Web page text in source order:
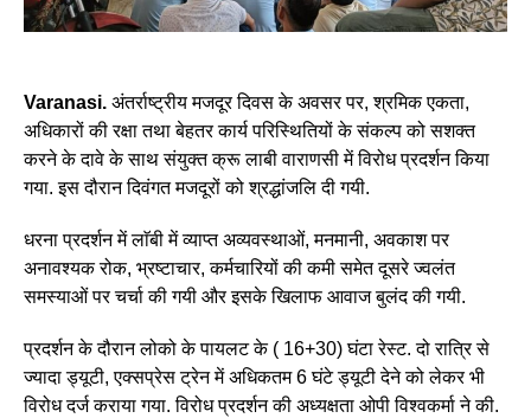
Varanasi. अंतर्राष्ट्रीय मजदूर दिवस के अवसर पर, श्रमिक एकता,
अधिकारों की रक्षा तथा बेहतर कार्य परिस्थितियों के संकल्प को सशक्त
करने के दावे के साथ संयुक्त क्रू लाबी वाराणसी में विरोध प्रदर्शन किया
गया. इस दौरान दिवंगत मजदूरों को श्रद्धांजलि दी गयी.
धरना प्रदर्शन में लाॅबी में व्याप्त अव्यवस्थाओं, मनमानी, अवकाश पर
अनावश्यक रोक, भ्रष्टाचार, कर्मचारियों की कमी समेत दूसरे ज्वलंत
समस्याओं पर चर्चा की गयी और इसके खिलाफ आवाज बुलंद की गयी.
प्रदर्शन के दौरान लोको के पायलट के ( 16+30) घंटा रेस्ट. दो रात्रि से
ज्यादा ड्यूटी, एक्सप्रेस ट्रेन में अधिकतम 6 घंटे ड्यूटी देने को लेकर भी
विरोध दर्ज कराया गया. विरोध प्रदर्शन की अध्यक्षता ओपी विश्वकर्मा ने की.